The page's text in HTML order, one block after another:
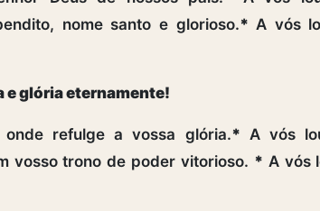
nome santo e glorioso.* A vós
e glória eternamente!
refulge a vossa glória.* A vós
vosso trono de poder vitorioso. * A vós